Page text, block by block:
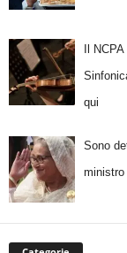
Il
qui
Sono
ministro